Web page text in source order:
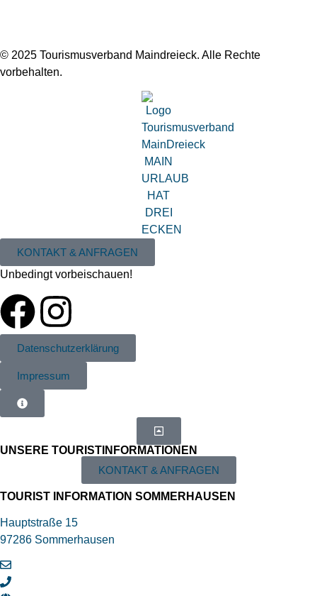
© 2025 Tourismusverband Maindreieck. Alle Rechte
vorbehalten.
KONTAKT & ANFRAGEN
Unbedingt vorbeischauen!
Datenschutzerklärung
Impressum
UNSERE TOURIST­INFORMATIONEN
KONTAKT & ANFRAGEN
TOURIST INFORMATION SOMMERHAUSEN
Hauptstraße 15
97286 Sommerhausen